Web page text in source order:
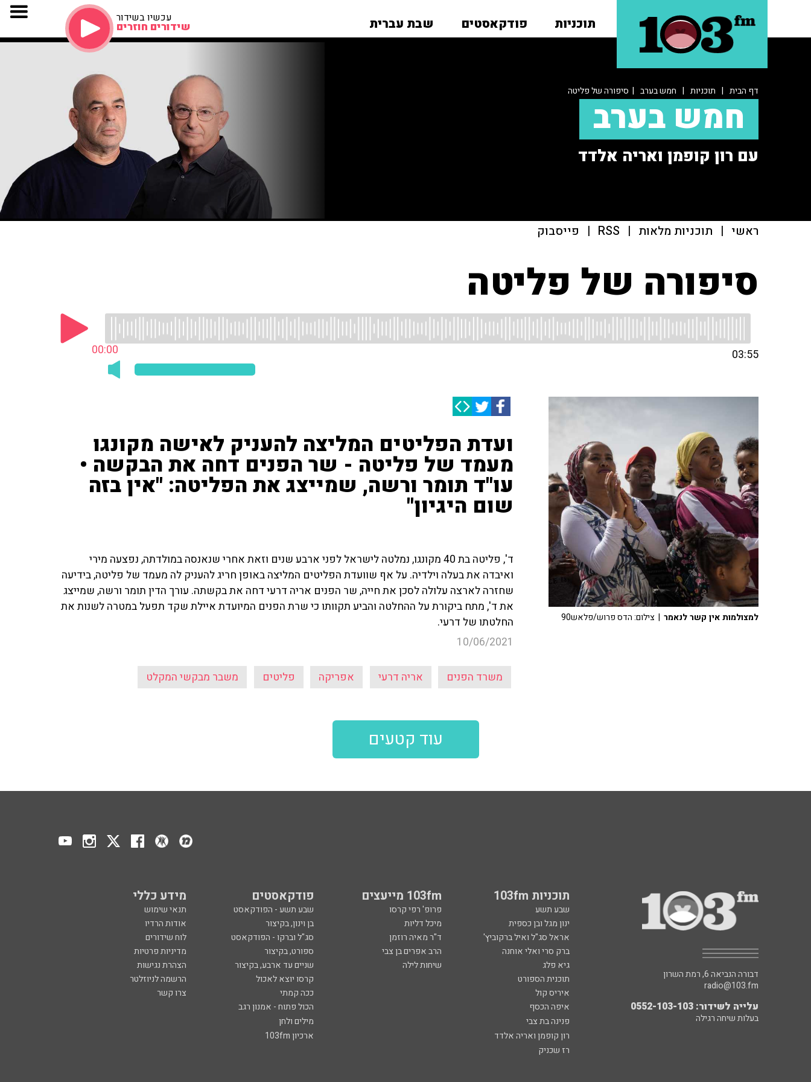
תוכניות פודקאסטים שבת עברית עכשיו בשידור
שידורים חוזרים
דף הבית | תוכניות | חמש בערב | סיפורה של פליטה
חמש בערב
עם רון קופמן ואריה אלדד
ראשי | תוכניות מלאות |
RSS
| פייסבוק
סיפורה של פליטה
00:00 03:55
ועדת הפליטים המליצה להעניק לאישה מקונגו
מעמד של פליטה - שר הפנים דחה את הבקשה •
עו"ד תומר ורשה, שמייצג את הפליטה: "אין בזה
שום היגיון"
ד', פליטה בת 40 מקונגו, נמלטה לישראל לפני ארבע שנים וזאת אחרי שנאנסה במולדתה, נפצעה מירי
ואיבדה את בעלה וילדיה. על אף שוועדת הפליטים המליצה באופן חריג להעניק לה מעמד של פליטה, בידיעה
שחזרה לארצה עלולה לסכן את חייה, שר הפנים אריה דרעי דחה את בקשתה. עורך הדין תומר ורשה, שמייצג
את ד', מתח ביקורת על ההחלטה והביע תקוותו כי שרת הפנים המיועדת איילת שקד תפעל במטרה לשנות את
החלטתו של דרעי.
10/06/2021
משרד הפנים אריה דרעי אפריקה פליטים משבר מבקשי המקלט
למצולמות אין קשר לנאמר | צילום: הדס פרוש/פלאש90
עוד קטעים
תוכניות 103fm 103fm מייעצים פודקאסטים מידע כללי
שבע תשע פרופ' רפי קרסו שבע תשע - הפודקאסט
תנאי שימוש
ינון מגל ובן כספית
מיכל דליות בן וינון, בקיצור
אודות הרדיו
אראל סג"ל ואיל ברקוביץ'
ד"ר מאיה רוזמן סג"ל וברקו - הפודקאסט
לוח שידורים
ברק סרי ואלי אוחנה
הרב אפרים בן צבי ספורט, בקיצור
מדיניות פרטיות
גיא פלג
שיחות לילה שניים עד ארבע, בקיצור
הצהרת נגישות
תוכנית הספורט
קרסו יוצא לאכול
הרשמה לניוזלטר
איריס קול
ככה קמתי
צרו קשר
איפה הכסף
הכול פתוח - אמנון רגב
פנינה בת צבי
מילים ולחן
רון קופמן ואריה אלדד
ארכיון 103fm
רז שכניק
דבורה הנביאה 6, רמת השרון
radio@103.fm
עלייה לשידור: 0552-103-103
בעלות שיחה רגילה